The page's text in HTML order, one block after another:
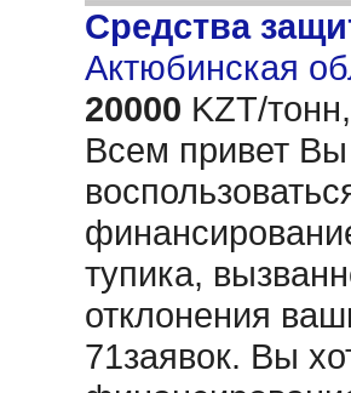
Средства
Актюбинская
20000 KZT/тонн,
Всем привет Вы
тупика,
отклонения
71заявок. Вы